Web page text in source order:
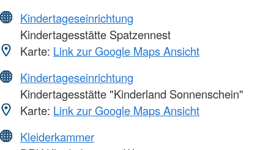
Kindertageseinrichtung
Kindertagesstätte Spatzennest
Karte: Link zur Google Maps Ansicht
Kindertageseinrichtung
Kindertagesstätte "Kinderland Sonnenschein"
Karte: Link zur Google Maps Ansicht
Kleiderkammer